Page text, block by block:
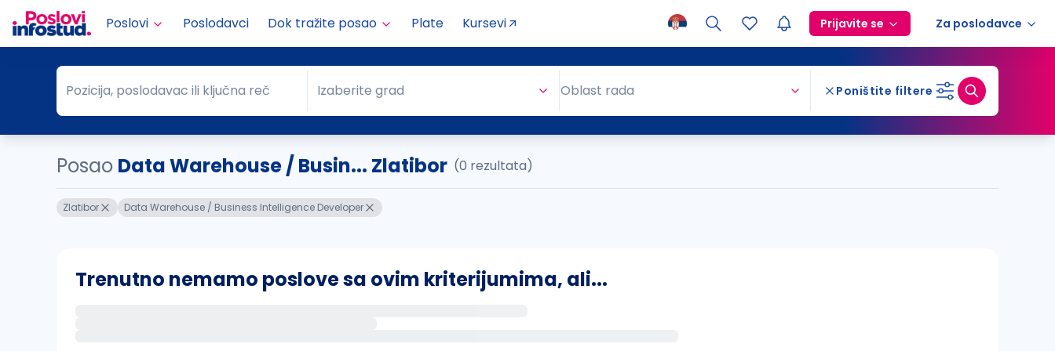
Poslovi Poslodavci Dok tražite posao Plate Kursevi Prijavite se Za poslodavce
Pozicija, poslodavac ili ključna reč
Pozicija, poslodavac ili ključna reč Grad
Izaberite grad Oblast rada Poništite filtere
Posao Data Warehouse / Busin... Zlatibor (0 rezultata)
Zlatibor Data Warehouse / Business Intelligence Developer
Trenutno nemamo poslove sa ovim kriterijumima, ali...